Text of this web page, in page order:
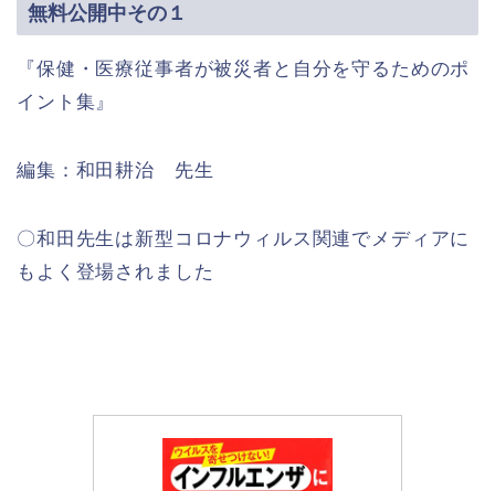
無料公開中その１
『保健・医療従事者が被災者と自分を守るためのポ
イント集』
編集：和田耕治 先生
〇和田先生は新型コロナウィルス関連でメディアに
もよく登場されました